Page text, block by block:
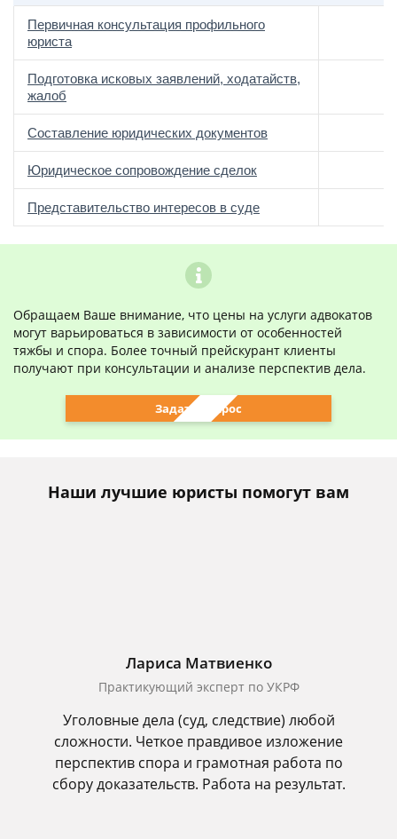
Первичная консультация профильного
юриста
Подготовка исковых заявлений, ходатайств,
жалоб
Составление юридических документов
Юридическое сопровождение сделок
Представительство интересов в суде
Обращаем Ваше внимание, что цены на услуги адвокатов
могут варьироваться в зависимости от особенностей
тяжбы и спора. Более точный прейскурант клиенты
получают при консультации и анализе перспектив дела.
Задать вопрос
Наши лучшие юристы помогут вам
Лариса Матвиенко
Практикующий эксперт по УКРФ
Уголовные дела (суд, следствие) любой
сложности. Четкое правдивое изложение
перспектив спора и грамотная работа по
сбору доказательств. Работа на результат.